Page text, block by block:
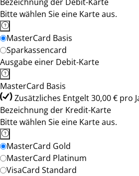
Bitte wählen Sie eine Karte aus.
MasterCard Basis
Sparkassencard
Ausgabe einer Debit-Karte
MasterCard Basis
Zusätzliches Entgelt 30,00 € pro
Bezeichnung der Kredit-Karte
Bitte wählen Sie eine Karte aus.
MasterCard Gold
MasterCard Platinum
VisaCard Standard